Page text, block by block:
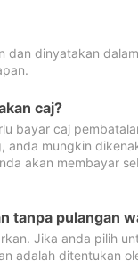
dan dinyatakan
caj?
bayar caj
mungkin
akan membayar
tanpa pulangan
Jika anda pilih
adalah ditentukan